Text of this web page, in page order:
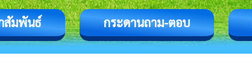
สัมพันธ์ กระดานถาม-ตอบ